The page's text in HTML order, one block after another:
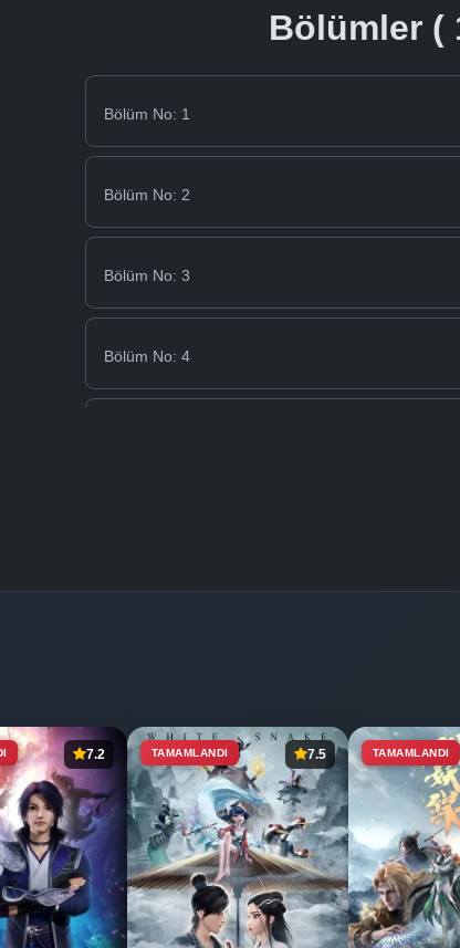
Bölümler (
Bölüm No: 1
Bölüm No: 2
Bölüm No: 3
Bölüm No: 4
Bölüm No: 9
Bölüm No: 10
Bölüm No: 11
7.2 TAMAMLANDI 7.5 TAMAMLANDI